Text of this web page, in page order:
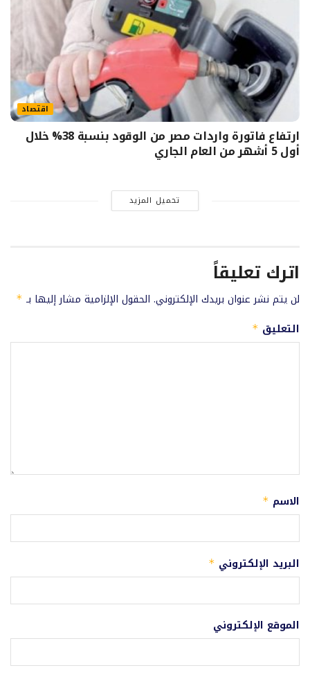
اقتصاد
ارتفاع فاتورة واردات مصر من الوقود بنسبة 38% خلال
أول 5 أشهر من العام الجاري
تحميل المزيد
اترك تعليقاً
لن يتم نشر عنوان بريدك الإلكتروني. الحقول الإلزامية مشار إليها بـ *
التعليق *
الاسم *
البريد الإلكتروني *
الموقع الإلكتروني